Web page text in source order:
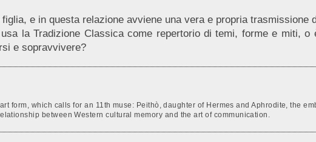
e in questa relazione avviene una vera e propria
la Tradizione Classica come repertorio di temi, forme e miti, o
e sopravvivere?
form, which calls for an 11th muse: Peithò, daughter of Hermes and Aphrodite, the
between Western cultural memory and the art of communication.